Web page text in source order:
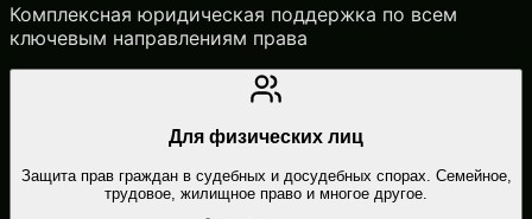
Комплексная юридическая поддержка по всем
ключевым направлениям права
Для физических лиц
Защита прав граждан в судебных и досудебных спорах. Семейное,
трудовое, жилищное право и многое другое.